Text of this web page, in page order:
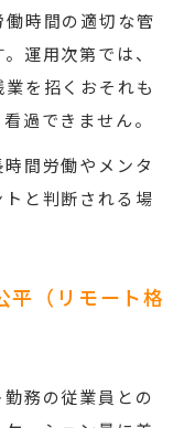
時間の適切な管
運用次第では、
を招くおそれも
過できません。
間労働やメンタ
と判断される場
平（リモート格
務の従業員との